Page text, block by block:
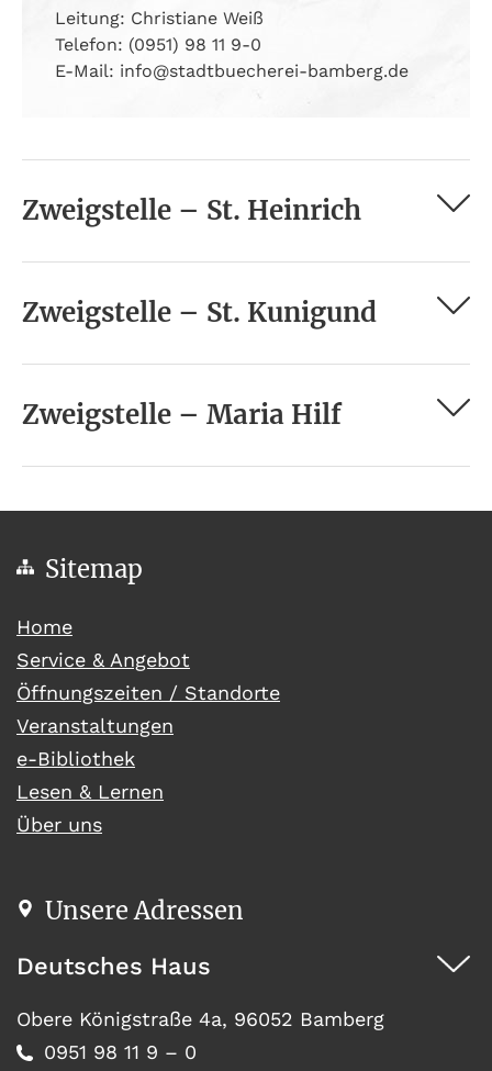
Leitung: Christiane Weiß
Telefon: (0951) 98 11 9-0
E-Mail: info@stadtbuecherei-bamberg.de
Zweigstelle – St. Heinrich
Zweigstelle – St. Kunigund
Zweigstelle – Maria Hilf
Sitemap
Home(current)
Service & Angebot
Öffnungszeiten / Standorte
Veranstaltungen
e-Bibliothek
Lesen & Lernen
Über uns
Unsere Adressen
Deutsches Haus
Obere Königstraße 4a, 96052 Bamberg
0951 98 11 9 – 0